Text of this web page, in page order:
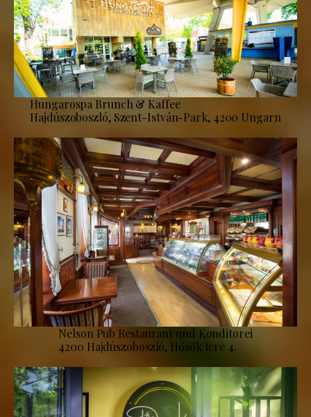
Hungarospa Brunch & Kaffee
Hajdúszoboszló, Szent-István-Park, 4200 Ungarn
Nelson Pub Restaurant und Konditorei
4200 Hajdúszoboszló, Hősök tere 4.